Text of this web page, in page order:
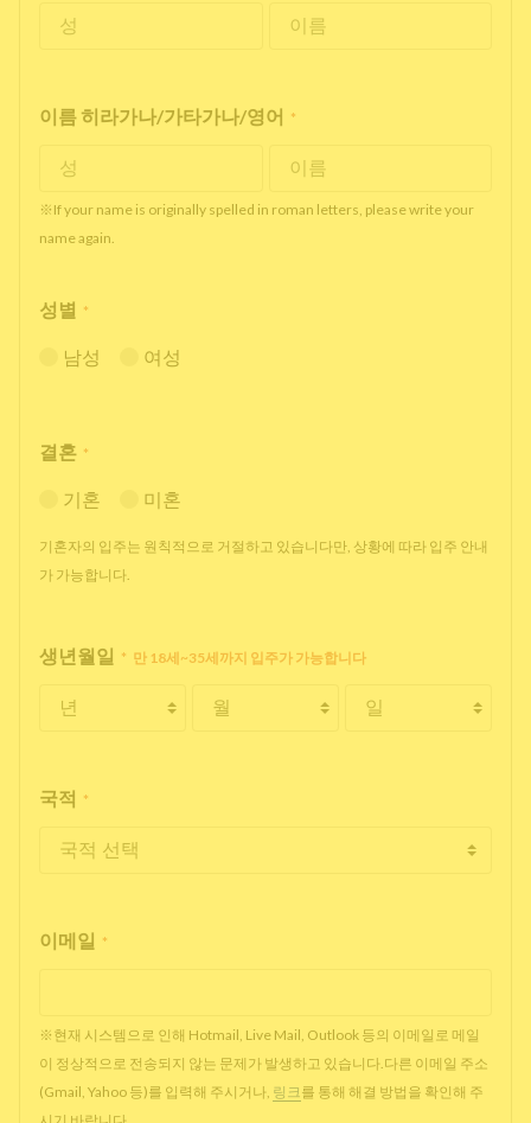
이름 히라가나/가타가나/영어 *
※If your name is originally spelled in roman letters, please write your
name again.
성별 *
남성 여성
결혼 *
기혼 미혼
기혼자의 입주는 원칙적으로 거절하고 있습니다만, 상황에 따라 입주 안내
가 가능합니다.
생년월일 * 만 18세~35세까지 입주가 가능합니다
국적 *
이메일 *
※현재 시스템으로 인해 Hotmail, Live Mail, Outlook 등의 이메일로 메일
이 정상적으로 전송되지 않는 문제가 발생하고 있습니다.다른 이메일 주소
(Gmail, Yahoo 등)를 입력해 주시거나, 링크 를 통해 해결 방법을 확인해 주
시기 바랍니다.